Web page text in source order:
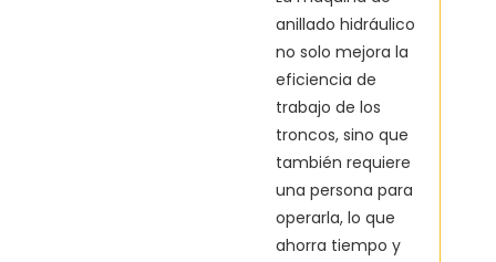
anillado hidráulico
no solo mejora la
eficiencia de
trabajo de los
troncos, sino que
también requiere
una persona para
operarla, lo que
ahorra tiempo y